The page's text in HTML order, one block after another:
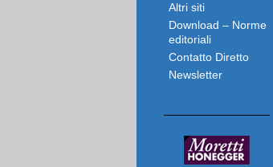
Altri siti
Download – Norme
editoriali
Contatto Diretto
Newsletter